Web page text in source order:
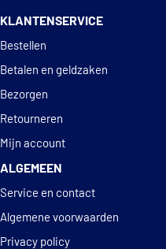
KLANTENSERVICE
Bestellen
Betalen en geldzaken
Bezorgen
Retourneren
Mijn account
ALGEMEEN
Service en contact
Algemene voorwaarden
Privacy policy